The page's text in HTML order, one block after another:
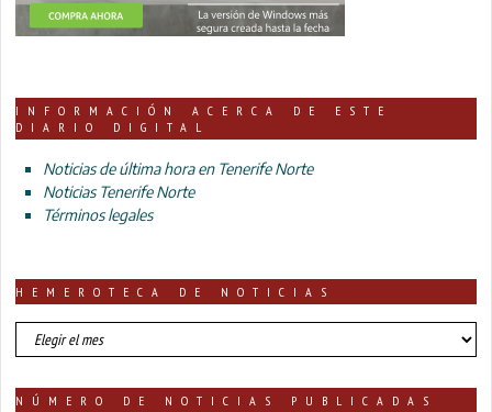
INFORMACIÓN ACERCA DE ESTE
DIARIO DIGITAL
Noticias de última hora en Tenerife Norte
Noticias Tenerife Norte
Términos legales
HEMEROTECA DE NOTICIAS
HEMEROTECA
DE
NÚMERO DE NOTICIAS PUBLICADAS